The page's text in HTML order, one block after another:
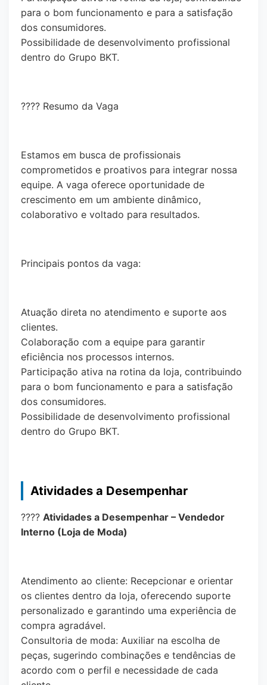
para o bom funcionamento e para a satisfação
dos consumidores.
Possibilidade de desenvolvimento profissional
dentro do Grupo BKT.
???? Resumo da Vaga
Estamos em busca de profissionais
comprometidos e proativos para integrar nossa
equipe. A vaga oferece oportunidade de
crescimento em um ambiente dinâmico,
colaborativo e voltado para resultados.
Principais pontos da vaga:
Atuação direta no atendimento e suporte aos
clientes.
Colaboração com a equipe para garantir
eficiência nos processos internos.
Participação ativa na rotina da loja, contribuindo
para o bom funcionamento e para a satisfação
dos consumidores.
Possibilidade de desenvolvimento profissional
dentro do Grupo BKT.
Atividades a Desempenhar
???? Atividades a Desempenhar – Vendedor
Interno (Loja de Moda)
Atendimento ao cliente: Recepcionar e orientar
os clientes dentro da loja, oferecendo suporte
personalizado e garantindo uma experiência de
compra agradável.
Consultoria de moda: Auxiliar na escolha de
peças, sugerindo combinações e tendências de
acordo com o perfil e necessidade de cada